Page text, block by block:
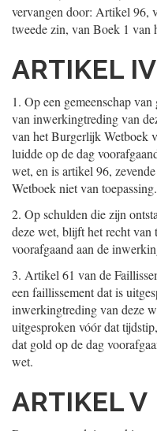
vervangen door: Artikel 96,
tweede zin, van Boek 1 van
ARTIKEL IV
1. Op een gemeenschap
van inwerkingtreding van
van het Burgerlijk Wetboek
luidde op de dag
wet, en is artikel 96,
Wetboek niet van toepassing.
2. Op schulden die zijn
deze wet, blijft het recht van
voorafgaand aan de
3. Artikel 61 van de
een faillissement dat is
inwerkingtreding van deze
uitgesproken vóór dat
dat gold op de dag
wet.
ARTIKEL V